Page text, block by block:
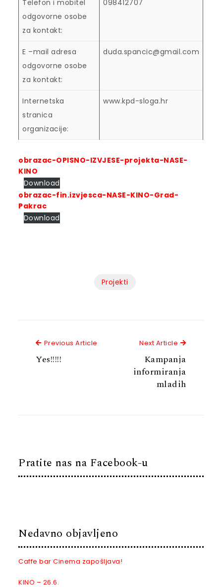
Telefon i mobitel
odgovorne osobe
za kontakt:
098412707
E –mail adresa
odgovorne osobe
za kontakt:
duda.spancic@gmail.com
Internetska
stranica
organizacije:
www.kpd-sloga.hr
obrazac-OPISNO-IZVJESE-projekta-NASE-
KINO
Download
obrazac-fin.izvjesca-NASE-KINO-Grad-
Pakrac
Download
Projekti
Previous Article Previous Article
Yes!!!!!
Next Article Next
Kampanja
informiranja
mladih
Pratite nas na Facebook-u
Nedavno objavljeno
Caffe bar Cinema zapošljava!
KINO – 26.6.